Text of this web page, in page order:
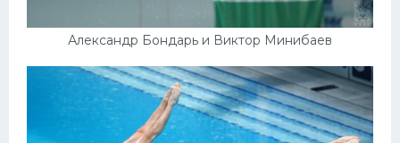
Александр Бондарь и Виктор Минибаев